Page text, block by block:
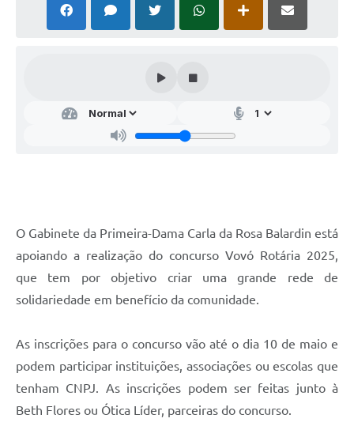
A Prefeitura
Galeria de Vídeos
Gabinetes e Secretarias
Links
Serviços Online
Telefones Úteis
Contato
O Gabinete da Primeira-Dama Carla da Rosa Balardin está
apoiando a realização do concurso Vovó Rotária 2025,
que tem por objetivo criar uma grande rede de
solidariedade em benefício da comunidade.
As inscrições para o concurso vão até o dia 10 de maio e
podem participar instituições, associações ou escolas que
tenham CNPJ. As inscrições podem ser feitas junto à
Beth Flores ou Ótica Líder, parceiras do concurso.